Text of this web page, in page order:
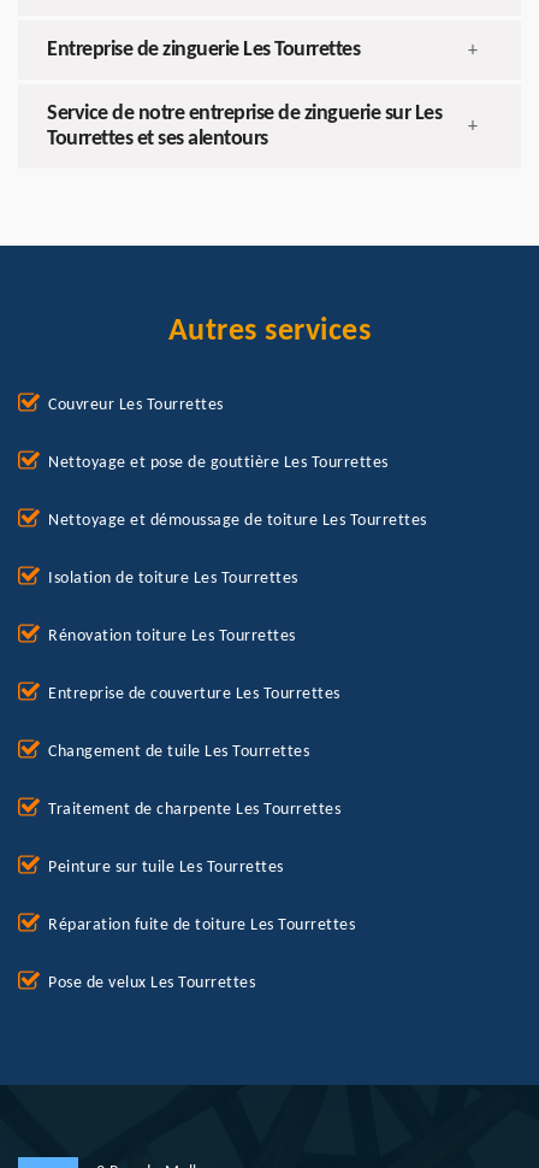
Entreprise de zinguerie Les Tourrettes +
Service de notre entreprise de zinguerie sur Les
Tourrettes et ses alentours
+
Autres services
Couvreur Les Tourrettes
Nettoyage et pose de gouttière Les Tourrettes
Nettoyage et démoussage de toiture Les Tourrettes
Isolation de toiture Les Tourrettes
Rénovation toiture Les Tourrettes
Entreprise de couverture Les Tourrettes
Changement de tuile Les Tourrettes
Traitement de charpente Les Tourrettes
Peinture sur tuile Les Tourrettes
Réparation fuite de toiture Les Tourrettes
Pose de velux Les Tourrettes